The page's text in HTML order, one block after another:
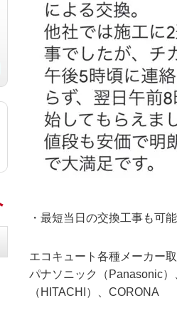
・最短当日の交換工事も可能
エコキュート各種メーカー取
パナソニック（Panasonic
（HITACHI）、CORONA